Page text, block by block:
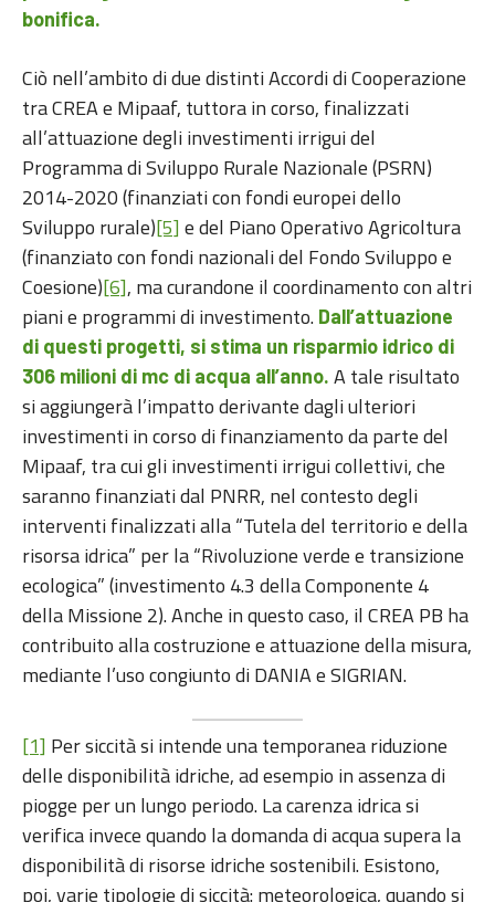
bonifica.
Ciò nell’ambito di due distinti Accordi di Cooperazione
tra CREA e Mipaaf, tuttora in corso, finalizzati
all’attuazione degli investimenti irrigui del
Programma di Sviluppo Rurale Nazionale (PSRN)
2014-2020 (finanziati con fondi europei dello
Sviluppo rurale)[5]e del Piano Operativo Agricoltura
(finanziato con fondi nazionali del Fondo Sviluppo e
Coesione)[6], ma curandone il coordinamento con altri
piani e programmi di investimento. Dall’attuazione
di questi progetti, si stima un risparmio idrico di
306 milioni di mc di acqua all’anno. A tale risultato
si aggiungerà l’impatto derivante dagli ulteriori
investimenti in corso di finanziamento da parte del
Mipaaf, tra cui gli investimenti irrigui collettivi, che
saranno finanziati dal PNRR, nel contesto degli
interventi finalizzati alla “Tutela del territorio e della
risorsa idrica” per la “Rivoluzione verde e transizione
ecologica” (investimento 4.3 della Componente 4
della Missione 2). Anche in questo caso, il CREA PB ha
contribuito alla costruzione e attuazione della misura,
mediante l’uso congiunto di DANIA e SIGRIAN.
[1] Per siccità si intende una temporanea riduzione
delle disponibilità idriche, ad esempio in assenza di
piogge per un lungo periodo. La carenza idrica si
verifica invece quando la domanda di acqua supera la
disponibilità di risorse idriche sostenibili. Esistono,
poi, varie tipologie di siccità: meteorologica, quando si